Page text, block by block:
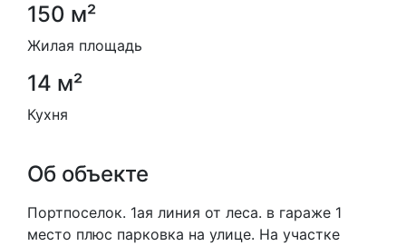
150 м²
Жилая площадь
14 м²
Кухня
Об объекте
Портпоселок. 1ая линия от леса. в гараже 1
место плюс парковка на улице. На участке